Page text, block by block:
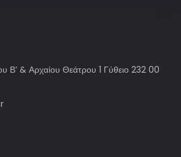
Β’ & Αρχαίου Θεάτρου 1 Γύθειο 232 00